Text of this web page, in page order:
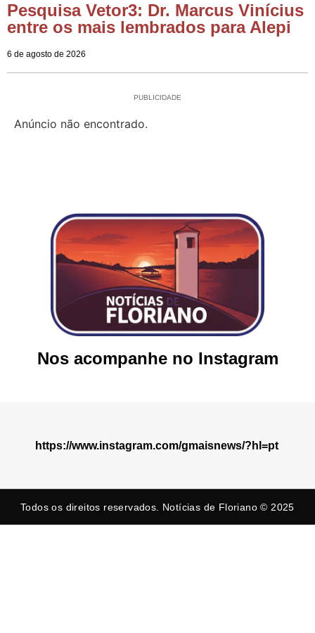
Pesquisa Vetor3: Dr. Marcus Vinícius
entre os mais lembrados para Alepi
6 de agosto de 2026
PUBLICIDADE
Anúncio não encontrado.
Nos acompanhe no Instagram
https://www.instagram.com/gmaisnews/?hl=pt
Todos os direitos reservados. Notícias de Floriano © 2025